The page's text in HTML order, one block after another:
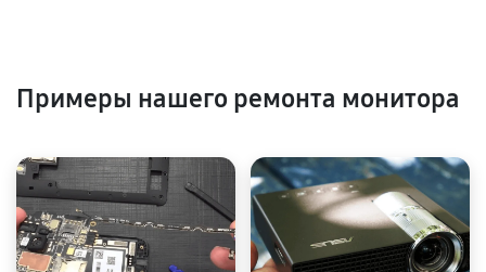
Примеры нашего ремонта монитора